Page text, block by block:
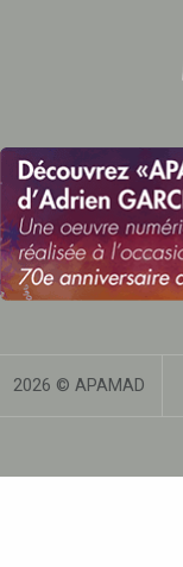
2026 © APAMAD